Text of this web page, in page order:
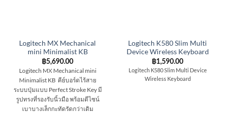
Logitech MX Mechanical
mini Minimalist KB
฿5,690.00
Logitech MX Mechanical mini
Minimalist KB คีย์บอร์ดไร้สาย
ระบบปุ่มแบบ Perfect Stroke Key มี
รูปทรงที่รองรับนิ้วมือ พร้อมดีไซน์
เบาบางเล็กกะทัดรัดกว่าเดิม
Logitech K580 Slim Multi
Device Wireless Keyboard
฿1,590.00
Logitech K580 Slim Multi Device
Wireless Keyboard